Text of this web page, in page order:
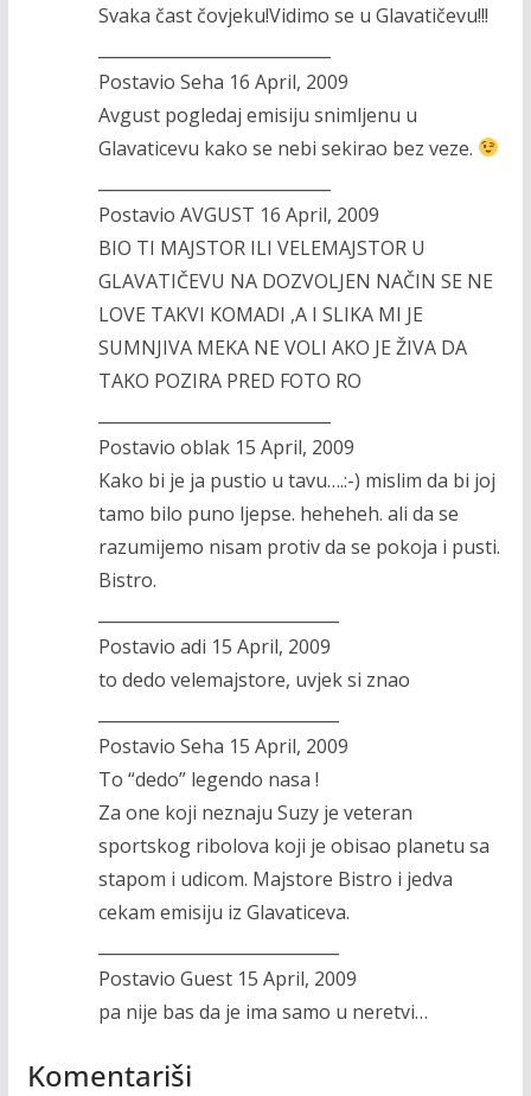
Svaka čast čovjeku!Vidimo se u Glavatičevu!!!
Postavio Seha 16 April, 2009
Avgust pogledaj emisiju snimljenu u
Glavaticevu kako se nebi sekirao bez veze.
Postavio AVGUST 16 April, 2009
BIO TI MAJSTOR ILI VELEMAJSTOR U
GLAVATIČEVU NA DOZVOLJEN NAČIN SE NE
LOVE TAKVI KOMADI ,A I SLIKA MI JE
SUMNJIVA MEKA NE VOLI AKO JE ŽIVA DA
TAKO POZIRA PRED FOTO RO
Postavio oblak 15 April, 2009
Kako bi je ja pustio u tavu….:-) mislim da bi joj
tamo bilo puno ljepse. heheheh. ali da se
razumijemo nisam protiv da se pokoja i pusti.
Bistro.
Postavio adi 15 April, 2009
to dedo velemajstore, uvjek si znao
Postavio Seha 15 April, 2009
To “dedo” legendo nasa !
Za one koji neznaju Suzy je veteran
sportskog ribolova koji je obisao planetu sa
stapom i udicom. Majstore Bistro i jedva
cekam emisiju iz Glavaticeva.
Postavio Guest 15 April, 2009
pa nije bas da je ima samo u neretvi…
Komentariši